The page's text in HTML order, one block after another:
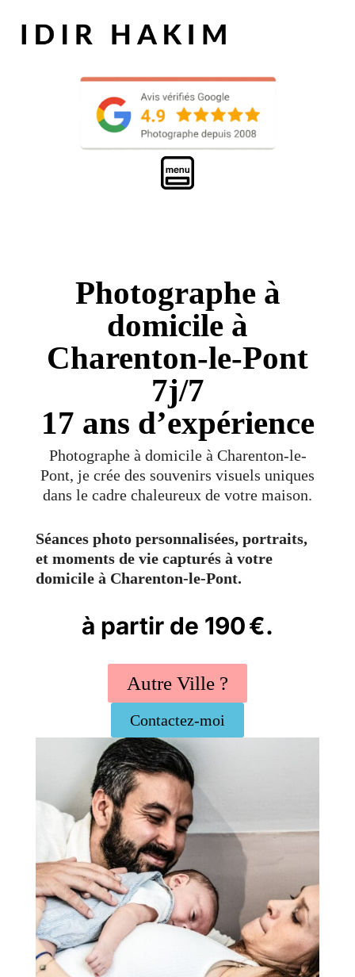
Photographe à
domicile à
Charenton-le-Pont
7j/7
17 ans d’expérience
Photographe à domicile à Charenton-le-
Pont, je crée des souvenirs visuels uniques
dans le cadre chaleureux de votre maison.
Séances photo personnalisées, portraits,
et moments de vie capturés à votre
domicile à Charenton-le-Pont.
à partir de 190 €.
Autre Ville ?
Contactez-moi